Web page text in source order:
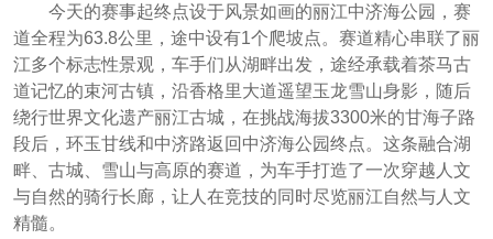
今天的赛事起终点设于风景如画的丽江中济海公园，赛
道全程为63.8公里，途中设有1个爬坡点。赛道精心串联了丽
江多个标志性景观，车手们从湖畔出发，途经承载着茶马古
道记忆的束河古镇，沿香格里大道遥望玉龙雪山身影，随后
绕行世界文化遗产丽江古城，在挑战海拔3300米的甘海子路
段后，环玉甘线和中济路返回中济海公园终点。这条融合湖
畔、古城、雪山与高原的赛道，为车手打造了一次穿越人文
与自然的骑行长廊，让人在竞技的同时尽览丽江自然与人文
精髓。